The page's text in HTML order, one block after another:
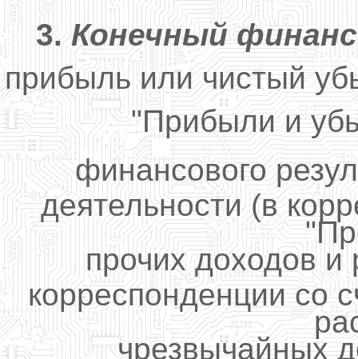
3. Конечный
прибыль или чистый
"Прибыли и
финансового
деятельности (в
прочих доходов и
корреспонденции со
чрезвычайных